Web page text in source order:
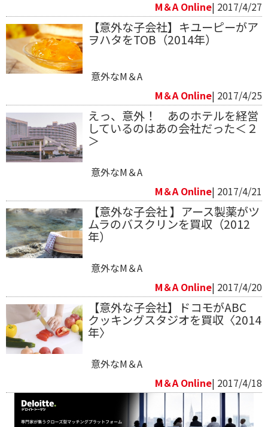
M＆A Online| 2017/4/27
【意外な子会社】キユーピーがア
ヲハタをTOB（2014年）
意外なM＆A
M＆A Online| 2017/4/25
えっ、意外！ あのホテルを経営
しているのはあの会社だった＜２
＞
意外なM＆A
M＆A Online| 2017/4/21
【意外な子会社 】アース製薬がツ
ムラのバスクリンを買収（2012
年）
意外なM＆A
M＆A Online| 2017/4/20
【意外な子会社】ドコモがABC
クッキングスタジオを買収〈2014
年〉
意外なM＆A
M＆A Online| 2017/4/18